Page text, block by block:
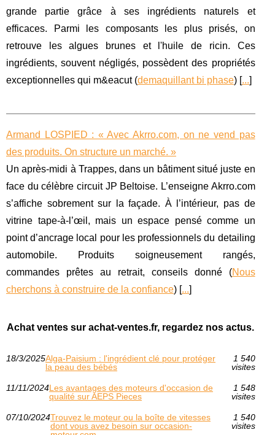
grande partie grâce à ses ingrédients naturels et
efficaces. Parmi les composants les plus prisés, on
retrouve les algues brunes et l'huile de ricin. Ces
ingrédients, souvent négligés, possèdent des propriétés
exceptionnelles qui m&eacut (demaquillant bi phase) [...]
Armand LOSPIED : « Avec Akrro.com, on ne vend pas
des produits. On structure un marché. »
Un après-midi à Trappes, dans un bâtiment situé juste en
face du célèbre circuit JP Beltoise. L’enseigne Akrro.com
s’affiche sobrement sur la façade. À l’intérieur, pas de
vitrine tape-à-l’œil, mais un espace pensé comme un
point d’ancrage local pour les professionnels du detailing
automobile. Produits soigneusement rangés,
commandes prêtes au retrait, conseils donné (Nous
cherchons à construire de la confiance) [...]
Achat ventes sur achat-ventes.fr, regardez nos actus.
18/3/2025Alga-Paisium : l'ingrédient clé pour protéger
la peau des bébés
1 540
visites
11/11/2024Les avantages des moteurs d'occasion de
qualité sur AEPS Pieces
1 548
visites
07/10/2024Trouvez le moteur ou la boîte de vitesses
dont vous avez besoin sur occasion-
1 540
visites